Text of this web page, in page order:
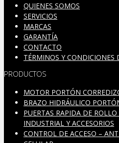
QUIENES SOMOS
SERVICIOS
MARCAS
GARANTÍA
CONTACTO
TÉRMINOS Y CONDICIONES
PRODUCTOS
MOTOR PORTÓN
BRAZO HIDRÁULICO
PUERTAS RAPIDA DE
INDUSTRIAL Y ACCESORIOS
CONTROL DE ACCESO –